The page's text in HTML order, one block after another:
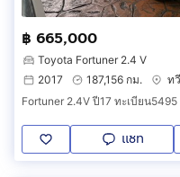
฿ 665,000
Toyota Fortuner 2.4 V
2017
187,156 กม.
ท
Fortuner 2.4V ปี17 ทะเบียน5495
แชท